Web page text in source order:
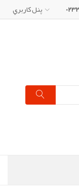
پنل کاربري